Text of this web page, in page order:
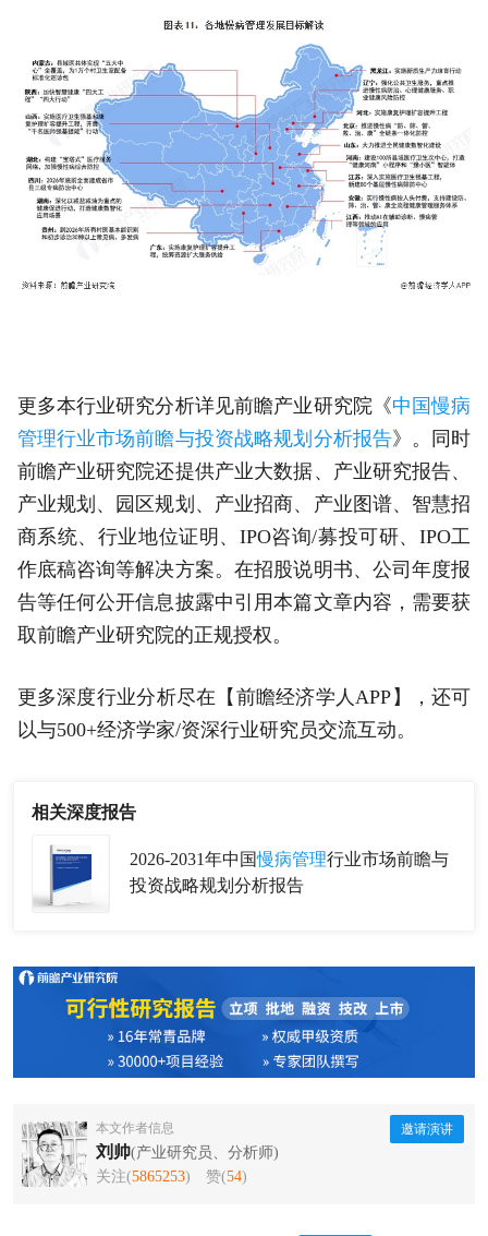
更多本行业研究分析详见前瞻产业研究院《中国慢病
管理行业市场前瞻与投资战略规划分析报告》。同时
前瞻产业研究院还提供产业大数据、产业研究报告、
产业规划、园区规划、产业招商、产业图谱、智慧招
商系统、行业地位证明、IPO咨询/募投可研、IPO工
作底稿咨询等解决方案。在招股说明书、公司年度报
告等任何公开信息披露中引用本篇文章内容，需要获
取前瞻产业研究院的正规授权。
更多深度行业分析尽在【前瞻经济学人APP】，还可
以与500+经济学家/资深行业研究员交流互动。
相关深度报告
2026-2031年中国慢病管理行业市场前瞻与
投资战略规划分析报告
本文作者信息
刘帅(产业研究员、分析师)
关注(5865253) 赞(54)
邀请演讲